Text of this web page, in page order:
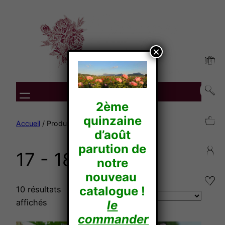
Accueil / Produit Diamètre / 17 - 18
17 - 18
10 résultats
affichés
2ème
quinzaine
d’août
parution de
notre
nouveau
catalogue !
le
commander
×